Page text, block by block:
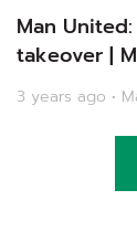
Man
takeover |
3 years ago •